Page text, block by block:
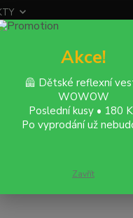
Hledat
- buttony REFLEXNÍ
Akce!
🦺 Dětské reflexní
WOWOW
Poslední kusy • 180
Po vyprodání už
Zavřít